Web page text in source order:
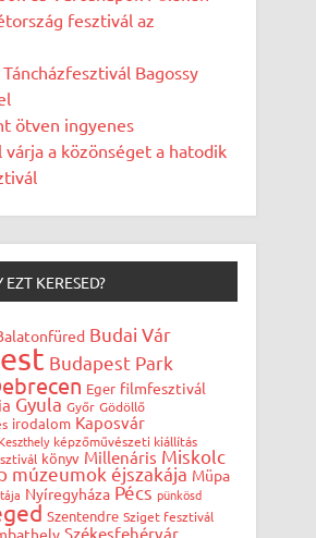
fesztivál az
Bagossy
ötven ingyenes
várja a közönséget a hatodik
EZT KERESED?
Budai Vár
Budapest Park
Eger filmfesztivál
Gyula Győr Gödöllő
irodalom Kaposvár
Keszthely képzőművészeti kiállítás
könyv Millenáris Miskolc
múzeumok éjszakája Müpa
Nyíregyháza Pécs pünkösd
Szentendre Sziget fesztivál
Székesfehérvár